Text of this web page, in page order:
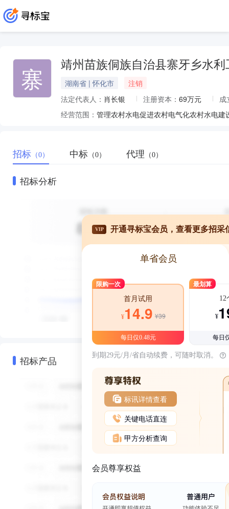
寨 靖州苗族侗族自治县寨牙乡水利
湖南省 | 怀化市
注销
法定代表人： 肖长银 注册资本： 69万元
成
经营范围： 管理农村水电促进农村电气化农村水电建
招标 （0） 中标 （0） 代理 （0）
招标分析
招标产品
VIP 开通寻标宝会员，查看更多招采
单省会员
限购一次
首月试用
¥14.9 ¥39
每日仅0.48元
最划算
12
¥
每日
到期29元/月/省自动续费，可随时取消。
标讯详情查看
关键电话直连
甲方分析查询
会员尊享权益